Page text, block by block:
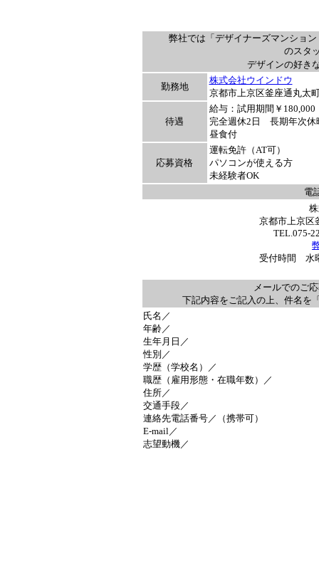
弊社では「デザイナーズマンショ
のスタ
デザインの好き
勤務地
株式会社ウインドウ
京都市上京区釜座通丸太
待遇
給与：試用期間￥
完全週休2日 長期年次休
昼食付
応募資格
運転免許（AT可）
パソコンが使える方
未経験者OK
電
京都市上京区
TEL.075-
受付時間 水
メールでのご
下記内容をご記入の上、件名を
氏名／
年齢／
生年月日／
性別／
学歴（学校名）／
職歴（雇用形態・在職年数）／
住所／
交通手段／
連絡先電話番号／（携帯可）
E-mail／
志望動機／